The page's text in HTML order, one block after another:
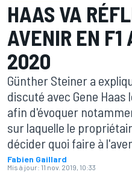
HAAS VA
AVENIR EN
2020
Günther Steiner a
discuté avec Gene
afin d'évoquer
sur laquelle le
décider quoi faire à
Fabien Gaillard
Mis à jour: 11 nov. 2019, 10:33